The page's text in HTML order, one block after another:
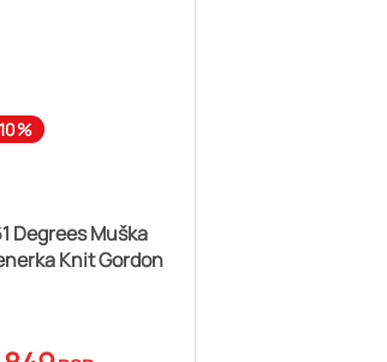
Degrees Muška
Knit Gordon